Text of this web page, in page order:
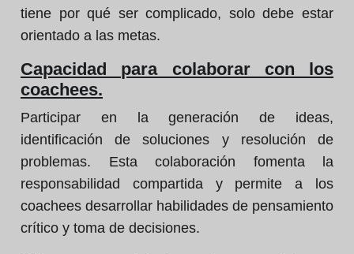
tiene por qué ser complicado, solo debe estar
orientado a las metas.
Capacidad para colaborar con los
coachees.
Participar en la generación de ideas,
identificación de soluciones y resolución de
problemas. Esta colaboración fomenta la
responsabilidad compartida y permite a los
coachees desarrollar habilidades de pensamiento
crítico y toma de decisiones.